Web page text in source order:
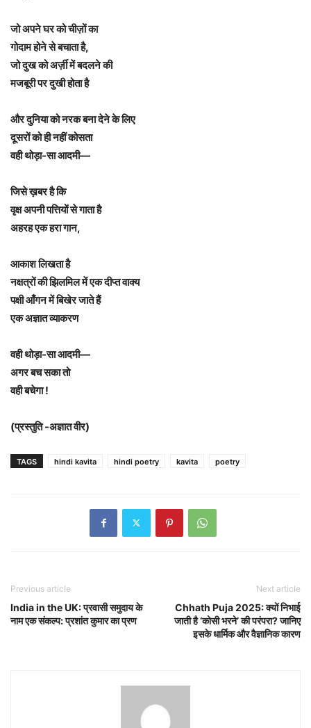
जो अपने घर को चीज़ों का
गोदाम होने से बचाता है,
जो दुख को अर्ज़ी में बदलने की
मजबूरी पर दुखी होता है
और दुनिया को नरक बना देने के लिए
दूसरों को ही नहीं कोसता
वही थोड़ा-सा आदमी—
जिसे ख़बर है कि
वृक्ष अपनी पत्तियों से गाता है
अहरह एक हरा गान,
आकाश लिखता है
नक्षत्रों की झिलमिल में एक दीप्त वाक्य
पक्षी आँगन में बिखेर जाते हैं
एक अज्ञात व्याकरण
वही थोड़ा-सा आदमी—
अगर बच सका तो
वही बचेगा !
(प्रस्तुति -अज्ञात वीर)
TAGS hindi kavita hindi poetry kavita poetry
Previous article
India in the UK: प्रवासी समुदाय के
नाम एक संकल्प: प्रशांत कुमार का प्रण
Next article
Chhath Puja 2025: क्यों निभाई
जाती है ‘कोसी भरने’ की परंपरा? जानिए
इसके धार्मिक और वैज्ञानिक कारण